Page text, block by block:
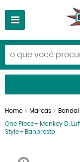
Home Marcas
One Piece - Monkey D.
Style - Banpresto